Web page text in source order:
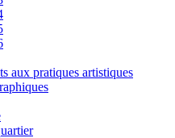
aux pratiques artistiques